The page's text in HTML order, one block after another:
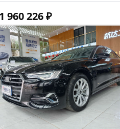
1 960 226₽